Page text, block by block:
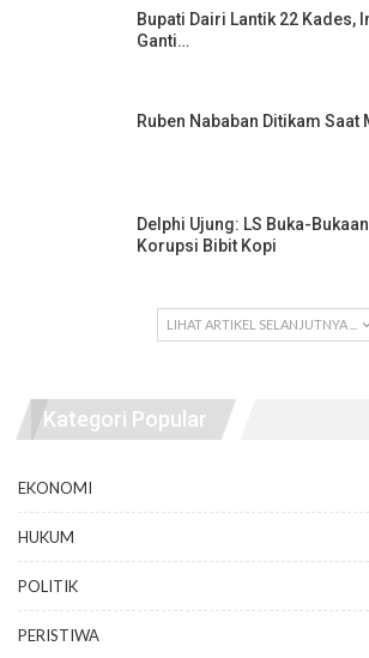
Bupati Dairi Lantik 22 Kades,
Ganti…
Ruben Nababan Ditikam Saat
Delphi Ujung: LS Buka-
Korupsi Bibit Kopi
LIHAT ARTIKEL SELANJUTNYA ...
Kategori Popular
EKONOMI
HUKUM
POLITIK
PERISTIWA